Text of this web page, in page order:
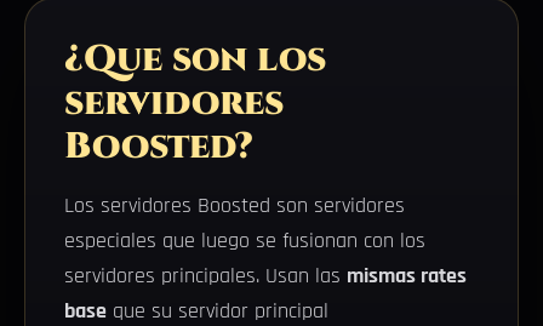
¿Que son los
servidores
Boosted?
Los servidores Boosted son servidores
especiales que luego se fusionan con los
servidores principales. Usan las mismas rates
base que su servidor principal